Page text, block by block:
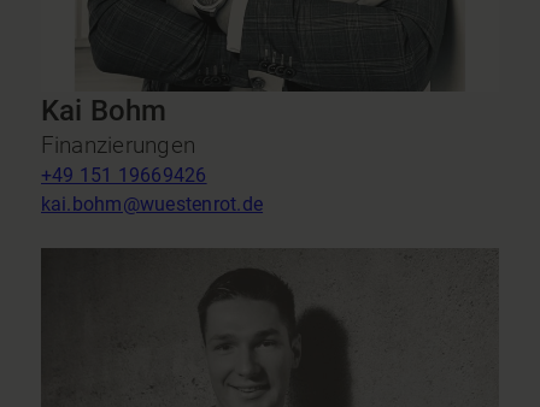
Kai Bohm
Finanzierungen
+49 151 19669426
kai.bohm@wuestenrot.de